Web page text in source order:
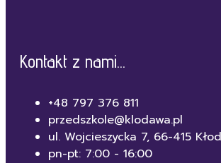
Kontakt z nami...
+48 797 376 811
przedszkole@klodawa.pl
ul. Wojcieszycka 7, 66-415
pn-pt: 7:00 - 16:00